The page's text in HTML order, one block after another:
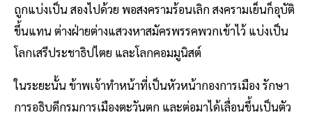
ถูกแบ่งเป็น สองไปด้วย พอสงครามร้อนเลิก สงครามเย็นก็อุบัติ
ขึ้นแทน ต่างฝ่ายต่างแสวงหาสมัครพรรคพวกเข้าไว้ แบ่งเป็น
โลกเสรีประชาธิปไตย และโลกคอมมูนิสต์
ในระยะนั้น ข้าพเจ้าทำหน้าที่เป็นหัวหน้ากองการเมือง รักษา
การอธิบดีกรมการเมืองตะวันตก และต่อมาได้เลื่อนขึ้นเป็นตัว